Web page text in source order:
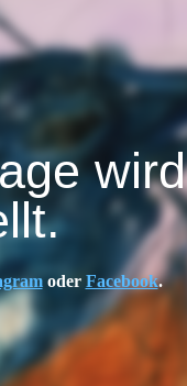
wird
oder Facebook.